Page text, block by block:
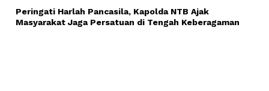
Peringati Harlah Pancasila, Kapolda NTB Ajak
Masyarakat Jaga Persatuan di Tengah Keberagaman